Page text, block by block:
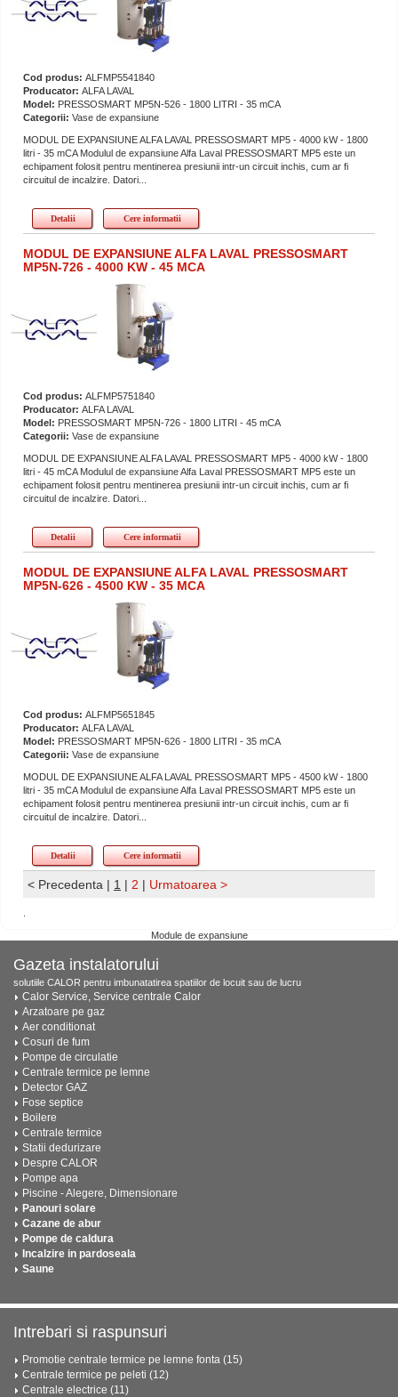
Cod produs: ALFMP5541840
Producator: ALFA LAVAL
Model: PRESSOSMART MP5N-526 - 1800 LITRI - 35 mCA
Categorii: Vase de expansiune
MODUL DE EXPANSIUNE ALFA LAVAL PRESSOSMART MP5 - 4000 kW - 1800
litri - 35 mCA Modulul de expansiune Alfa Laval PRESSOSMART MP5 este un
echipament folosit pentru mentinerea presiunii intr-un circuit inchis, cum ar fi
circuitul de incalzire. Datori...
Detalii Cere informatii
MODUL DE EXPANSIUNE ALFA LAVAL PRESSOSMART
MP5N-726 - 4000 KW - 45 MCA
Cod produs: ALFMP5751840
Producator: ALFA LAVAL
Model: PRESSOSMART MP5N-726 - 1800 LITRI - 45 mCA
Categorii: Vase de expansiune
MODUL DE EXPANSIUNE ALFA LAVAL PRESSOSMART MP5 - 4000 kW - 1800
litri - 45 mCA Modulul de expansiune Alfa Laval PRESSOSMART MP5 este un
echipament folosit pentru mentinerea presiunii intr-un circuit inchis, cum ar fi
circuitul de incalzire. Datori...
Detalii Cere informatii
MODUL DE EXPANSIUNE ALFA LAVAL PRESSOSMART
MP5N-626 - 4500 KW - 35 MCA
Cod produs: ALFMP5651845
Producator: ALFA LAVAL
Model: PRESSOSMART MP5N-626 - 1800 LITRI - 35 mCA
Categorii: Vase de expansiune
MODUL DE EXPANSIUNE ALFA LAVAL PRESSOSMART MP5 - 4500 kW - 1800
litri - 35 mCA Modulul de expansiune Alfa Laval PRESSOSMART MP5 este un
echipament folosit pentru mentinerea presiunii intr-un circuit inchis, cum ar fi
circuitul de incalzire. Datori...
Detalii Cere informatii
< Precedenta | 1 | 2 | Urmatoarea >
Module de expansiune
Gazeta instalatorului
solutiile CALOR pentru imbunatatirea spatiilor de locuit sau de lucru
Calor Service, Service centrale Calor
Arzatoare pe gaz
Aer conditionat
Cosuri de fum
Pompe de circulatie
Centrale termice pe lemne
Detector GAZ
Fose septice
Boilere
Centrale termice
Statii dedurizare
Despre CALOR
Pompe apa
Piscine - Alegere, Dimensionare
Panouri solare
Cazane de abur
Pompe de caldura
Incalzire in pardoseala
Saune
Intrebari si raspunsuri
Promotie centrale termice pe lemne fonta (15)
Centrale termice pe peleti (12)
Centrale electrice (11)